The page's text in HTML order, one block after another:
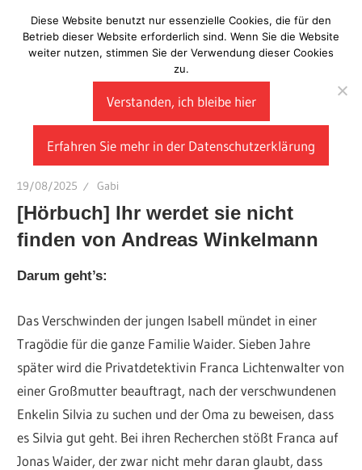
Inhalt
springen
Laberladen
19/08/2025 Gabi
[Hörbuch] Ihr werdet sie nicht
finden von Andreas Winkelmann
Darum geht’s:
Das Verschwinden der jungen Isabell mündet in einer
Tragödie für die ganze Familie Waider. Sieben Jahre
später wird die Privatdetektivin Franca Lichtenwalter von
einer Großmutter beauftragt, nach der verschwundenen
Enkelin Silvia zu suchen und der Oma zu beweisen, dass
es Silvia gut geht. Bei ihren Recherchen stößt Franca auf
Jonas Waider, der zwar nicht mehr daran glaubt, dass
Diese Website benutzt nur essenzielle Cookies, die für den
Betrieb dieser Website erforderlich sind. Wenn Sie die Website
weiter nutzen, stimmen Sie der Verwendung dieser Cookies
zu.
Verstanden, ich bleibe hier
Erfahren Sie mehr in der Datenschutzerklärung